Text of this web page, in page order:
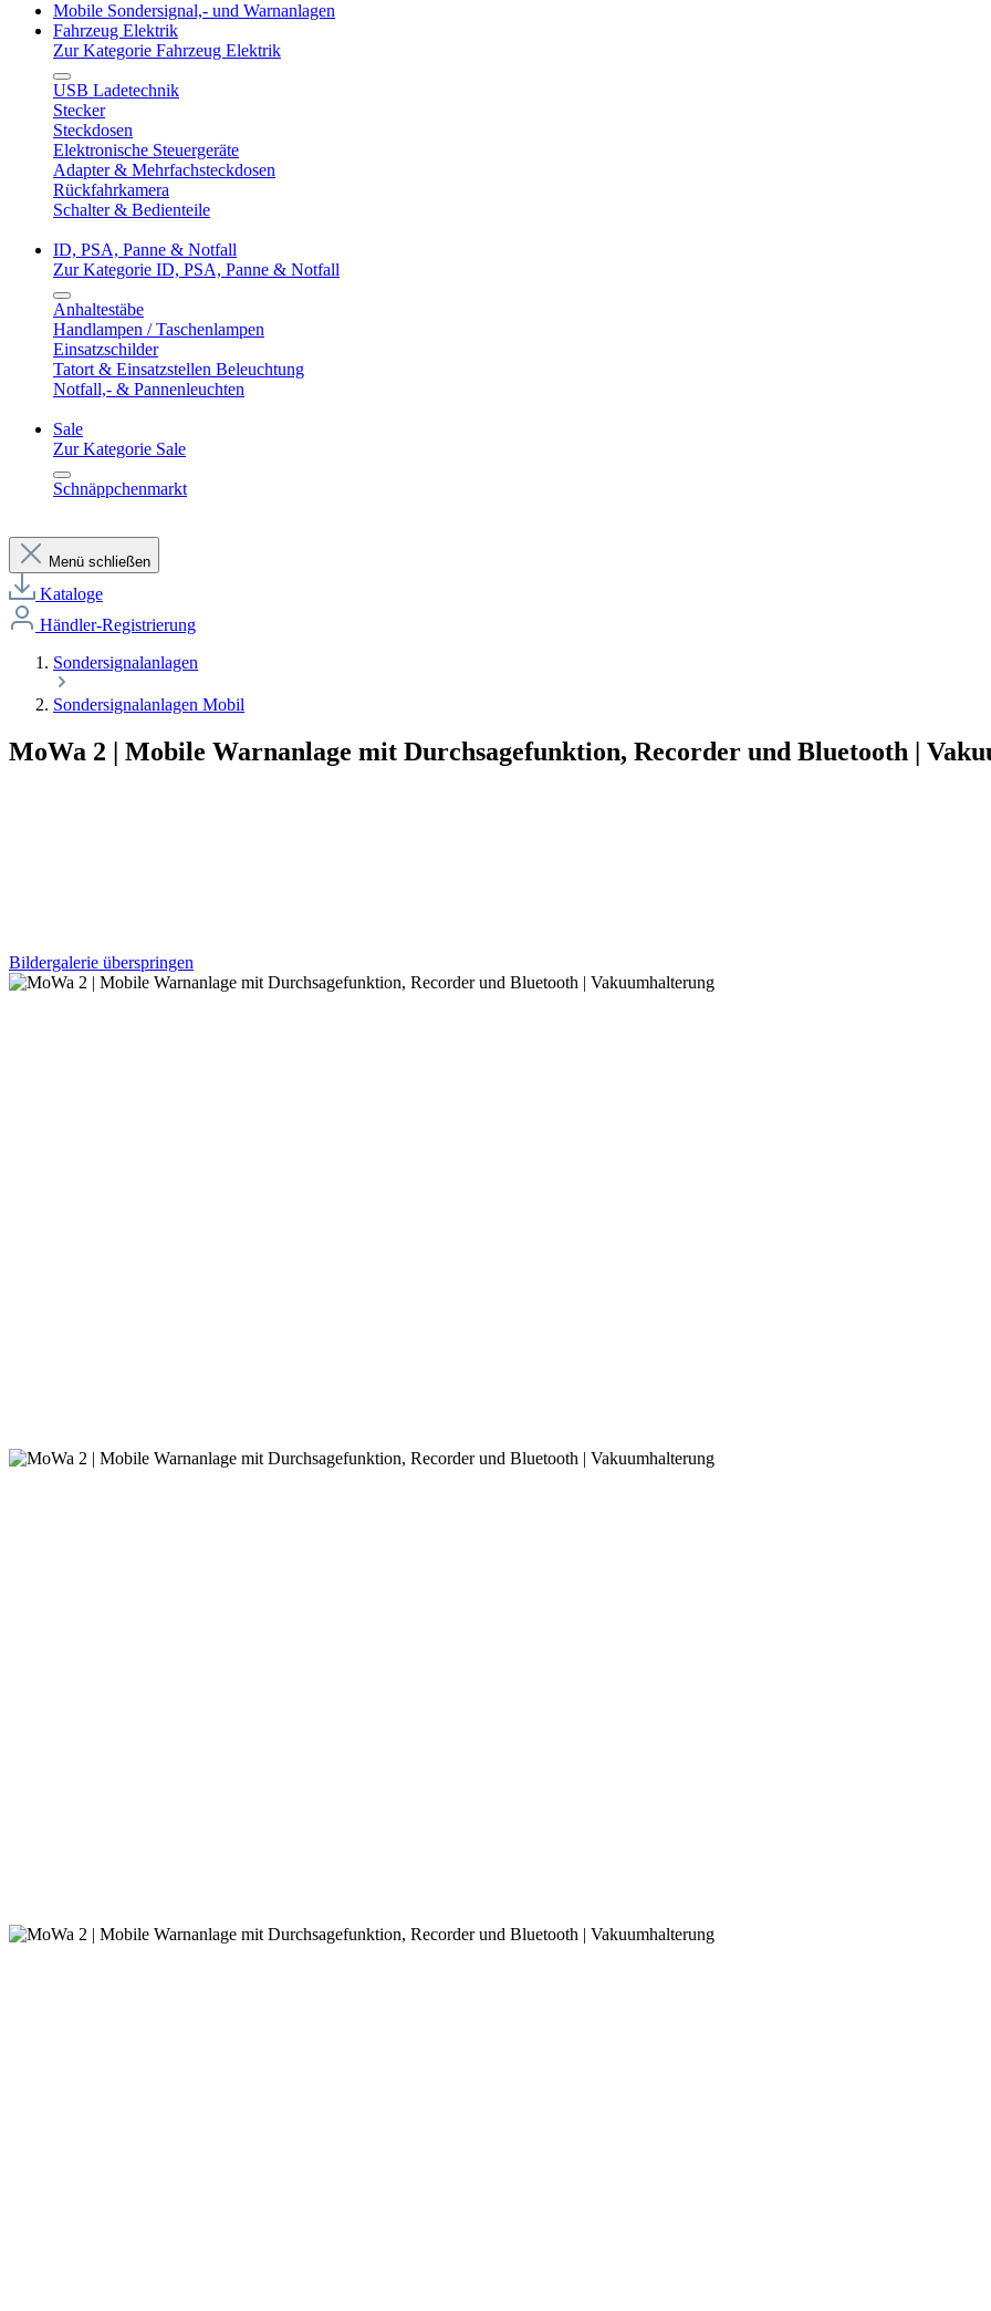
Mobile Sondersignal,- und Warnanlagen
Fahrzeug Elektrik
Zur Kategorie Fahrzeug Elektrik
USB Ladetechnik
Stecker
Steckdosen
Elektronische Steuergeräte
Adapter & Mehrfachsteckdosen
Rückfahrkamera
Schalter & Bedienteile
ID, PSA, Panne & Notfall
Zur Kategorie ID, PSA, Panne & Notfall
Anhaltestäbe
Handlampen / Taschenlampen
Einsatzschilder
Tatort & Einsatzstellen Beleuchtung
Notfall,- & Pannenleuchten
Sale
Zur Kategorie Sale
Schnäppchenmarkt
Menü schließen
Kataloge
Händler-Registrierung
Sondersignalanlagen
Sondersignalanlagen Mobil
MoWa 2 | Mobile Warnanlage mit Durchsagefunktion, Recorder und Bluetooth |
Bildergalerie überspringen